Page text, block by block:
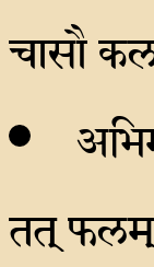
चासौ
तत्